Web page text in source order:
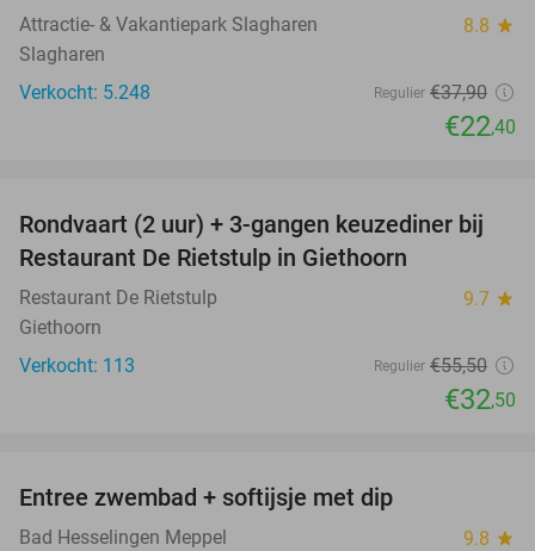
Attractie- & Vakantiepark Slagharen 8.8 star
Slagharen
Verkocht: 5.248
Regulier €37,90
€22,40
41%
Rondvaart (2 uur) + 3-gangen keuzediner bij
Restaurant De Rietstulp in Giethoorn
Restaurant De Rietstulp 9.7 star
Giethoorn
Verkocht: 113
Regulier €55,50
€32,50
Entree zwembad + softijsje met dip
Bad Hesselingen Meppel 9.8 star